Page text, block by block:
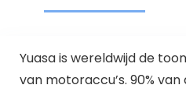
Yuasa is wereldwijd de
van motoraccu’s. 90%